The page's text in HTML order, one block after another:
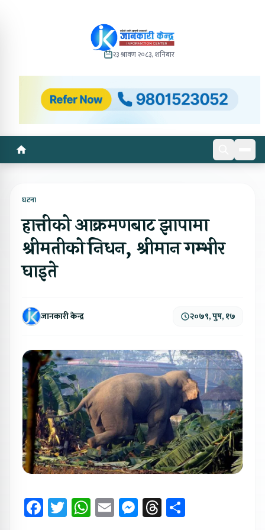
२३ श्रावण २०८३, शनिबार
घटना
हात्तीको आक्रमणबाट झापामा
श्रीमतीको निधन, श्रीमान गम्भीर
घाइते
जानकारी केन्द्र २०७९, पुष, १७
Facebook
Twitter
WhatsApp
EmailMessenger
Threads